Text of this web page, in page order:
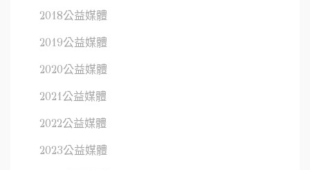
2018公益媒體
2019公益媒體
2020公益媒體
2021公益媒體
2022公益媒體
2023公益媒體